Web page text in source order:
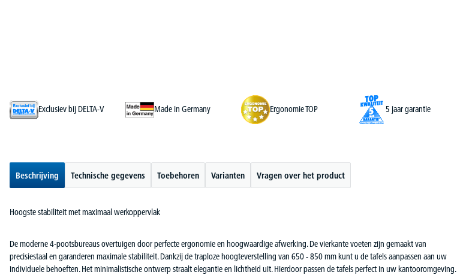
Exclusiev bij DELTA-V
Made in Germany Ergonomie TOP 5 jaar garantie
Beschrijving Technische gegevens Toebehoren Varianten Vragen over het product
Hoogste stabiliteit met maximaal werkoppervlak
De moderne 4-pootsbureaus overtuigen door perfecte ergonomie en hoogwaardige afwerking. De vierkante voeten zijn gemaakt van
precisiestaal en garanderen maximale stabiliteit. Dankzij de traploze hoogteverstelling van 650 - 850 mm kunt u de tafels aanpassen aan uw
individuele behoeften. Het minimalistische ontwerp straalt elegantie en lichtheid uit. Hierdoor passen de tafels perfect in uw kantooromgeving.